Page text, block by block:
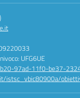
UFG6UE
97ad-11f0-be37-
istsc_vbic80900a/